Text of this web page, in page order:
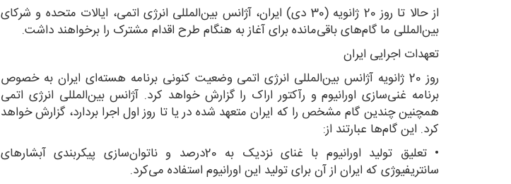
از حالا تا روز 20 ژانویه (30 دی) ایران، آژانس بین‌المللی انرژی اتمی، ایالات متحده و شرکای
بین‌المللی ما گام‌های باقی‌مانده برای آغاز به هنگام طرح اقدام مشترک را برخواهند داشت.
تعهدات اجرایی ایران
روز 20 ژانویه آژانس بین‌المللی انرژی اتمی وضعیت کنونی برنامه هسته‌ای ایران به خصوص
برنامه غنی‌سازی اورانیوم و رآکتور اراک را گزارش خواهد کرد. آژانس بین‌المللی انرژی اتمی
همچنین چندین گام مشخص را که ایران متعهد شده در یا تا روز اول اجرا بردارد، گزارش خواهد
کرد. این گام‌ها عبارتند از:
• تعلیق تولید اورانیوم با غنای‌ نزدیک به 20درصد و ناتوان‌سازی پیکربندی‌ آبشارهای
سانتریفیوژی که ایران از آن برای تولید این اورانیوم استفاده می‌کرد.